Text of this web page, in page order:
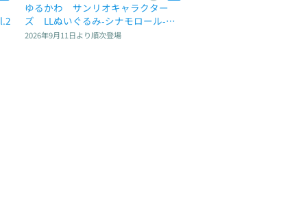
ゆるかわ　サンリオキャラクター
ズ　LLぬいぐるみ‐シナモロール‐　L
una et Sol
2026年9月11日より順次登場